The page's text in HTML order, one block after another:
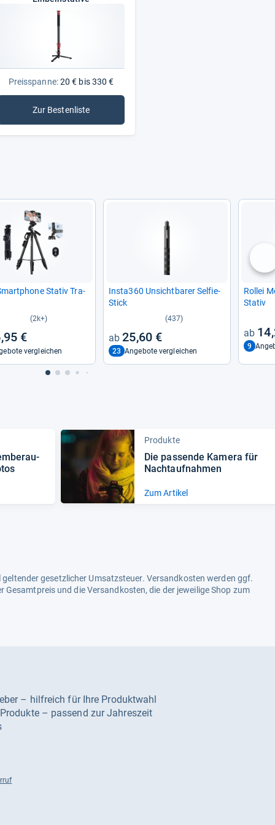
Preisspanne:20 € bis 330 €
Zur Bestenliste
: Einbeinstative
Sta­tiv Tra­
(2k+)
€
vergleichen
Insta360 Unsicht­ba­rer Sel­fie-​
Stick
(437)
25,60 €
23 Angebote vergleichen
Rol­lei
Sta­tiv
9
Produkte
Die pas­sende Kamera für
Nacht­auf­nah­men
Zum Artikel
gesetzlicher Umsatzsteuer. Versandkosten werden ggf.
und die Versandkosten, die der jeweilige Shop zum
– hilfreich für Ihre Produktwahl
Produkte – passend zur Jahreszeit